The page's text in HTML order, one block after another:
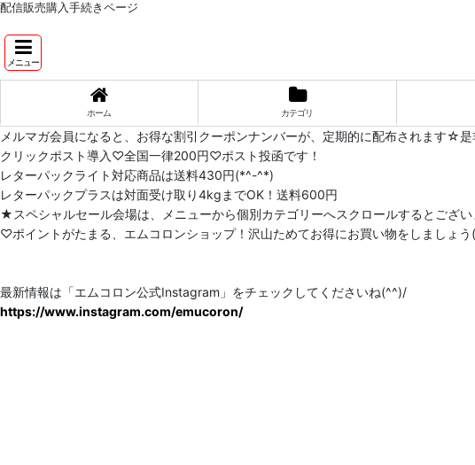
配信販売購入手続きページ
メニュー
ホーム カテゴリ
メルマガ会員になると、お得な割引クーポンナンバーが、定期的に配布されます☆
クリックポスト導入♡全国一律200円♡ポスト投函です！
レターパックライト対応商品は送料430円(*^-^*)
レターパックプラスは対面受け取り4kgまでOK！送料600円
★スペシャルセール会場は、メニューから個別カテゴリーへスクロールするとござ
♡ポイントがたまる、エムコロンショップ！沢山ためてお得にお買い物をしましょ
最新情報は「エムコロン公式Instagram」をチェックしてくださいね(^^)/
https://www.instagram.com/emucoron/